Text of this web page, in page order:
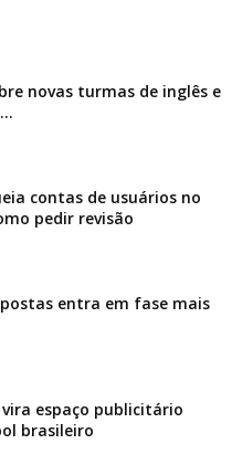
novas turmas de inglês e
contas de usuários no
pedir revisão
entra em fase mais
espaço publicitário
brasileiro